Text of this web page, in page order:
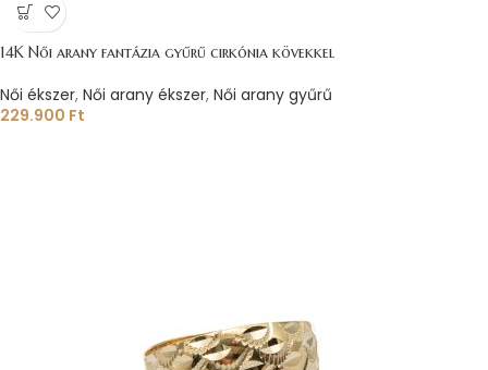
14K Női arany fantázia gyűrű cirkónia kövekkel
Női ékszer, Női arany ékszer, Női arany gyűrű
229.900 Ft